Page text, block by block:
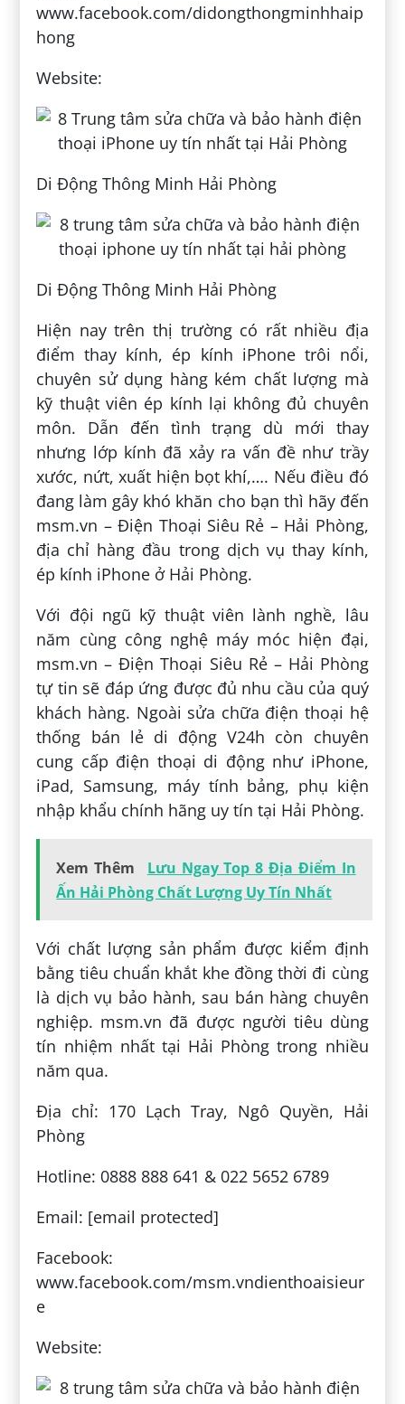
www.facebook.com/didongthongminhhaip
hong
Website:
Di Động Thông Minh Hải Phòng
Di Động Thông Minh Hải Phòng
Hiện nay trên thị trường có rất nhiều địa
điểm thay kính, ép kính iPhone trôi nổi,
chuyên sử dụng hàng kém chất lượng mà
kỹ thuật viên ép kính lại không đủ chuyên
môn. Dẫn đến tình trạng dù mới thay
nhưng lớp kính đã xảy ra vấn đề như trầy
xước, nứt, xuất hiện bọt khí,…. Nếu điều đó
đang làm gây khó khăn cho bạn thì hãy đến
msm.vn – Điện Thoại Siêu Rẻ – Hải Phòng,
địa chỉ hàng đầu trong dịch vụ thay kính,
ép kính iPhone ở Hải Phòng.
Với đội ngũ kỹ thuật viên lành nghề, lâu
năm cùng công nghệ máy móc hiện đại,
msm.vn – Điện Thoại Siêu Rẻ – Hải Phòng
tự tin sẽ đáp ứng được đủ nhu cầu của quý
khách hàng. Ngoài sửa chữa điện thoại hệ
thống bán lẻ di động V24h còn chuyên
cung cấp điện thoại di động như iPhone,
iPad, Samsung, máy tính bảng, phụ kiện
nhập khẩu chính hãng uy tín tại Hải Phòng.
Xem Thêm
Lưu Ngay Top 8 Địa Điểm In
Ấn Hải Phòng Chất Lượng Uy Tín Nhất
Với chất lượng sản phẩm được kiểm định
bằng tiêu chuẩn khắt khe đồng thời đi cùng
là dịch vụ bảo hành, sau bán hàng chuyên
nghiệp. msm.vn đã được người tiêu dùng
tín nhiệm nhất tại Hải Phòng trong nhiều
năm qua.
Địa chỉ: 170 Lạch Tray, Ngô Quyền, Hải
Phòng
Hotline: 0888 888 641 & 022 5652 6789
Email: [email protected]
Facebook:
www.facebook.com/msm.vndienthoaisieur
e
Website: